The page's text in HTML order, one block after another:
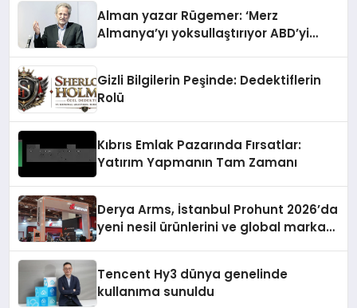
Alman yazar Rügemer: ‘Merz
Almanya’yı yoksullaştırıyor ABD’yi
Gizli Bilgilerin Peşinde: Dedektiflerin
Rolü
Kıbrıs Emlak Pazarında Fırsatlar:
Yatırım Yapmanın Tam Zamanı
Derya Arms, İstanbul Prohunt 2026’da
yeni nesil ürünlerini ve global marka
Tencent Hy3 dünya genelinde
kullanıma sunuldu